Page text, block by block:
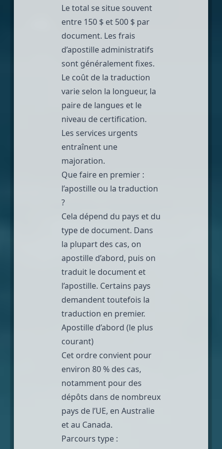
Le total se situe souvent
entre 150 $ et 500 $ par
document. Les frais
d’apostille administratifs
sont généralement fixes.
Le coût de la traduction
varie selon la longueur, la
paire de langues et le
niveau de certification.
Les services urgents
entraînent une
majoration.
Que faire en premier :
l’apostille ou la traduction
?
Cela dépend du pays et du
type de document. Dans
la plupart des cas, on
apostille d’abord, puis on
traduit le document et
l’apostille. Certains pays
demandent toutefois la
traduction en premier.
Apostille d’abord (le plus
courant)
Cet ordre convient pour
environ 80 % des cas,
notamment pour des
dépôts dans de nombreux
pays de l’UE, en Australie
et au Canada.
Parcours type :